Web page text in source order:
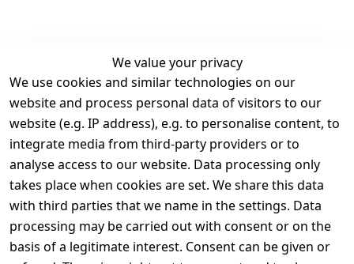
We value your privacy
We use cookies and similar technologies on our
website and process personal data of visitors to our
website (e.g. IP address), e.g. to personalise content, to
integrate media from third-party providers or to
analyse access to our website. Data processing only
takes place when cookies are set. We share this data
with third parties that we name in the settings. Data
processing may be carried out with consent or on the
basis of a legitimate interest. Consent can be given or
Legal
Terms and
Conditions
Legal
disclosure
Privacy Policy
Declaration of
accessibility
Contact
Register